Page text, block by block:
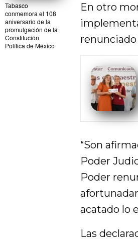
Tabasco
conmemora el 108
aniversario de la
promulgación de la
Constitución
Política de México
En otro
“Son
Poder
Poder
acatado lo
Las